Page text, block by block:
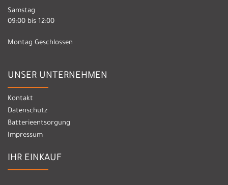
Samstag
09:00 bis 12:00
Montag Geschlossen
UNSER UNTERNEHMEN
Kontakt
Datenschutz
Batterieentsorgung
Impressum
IHR EINKAUF